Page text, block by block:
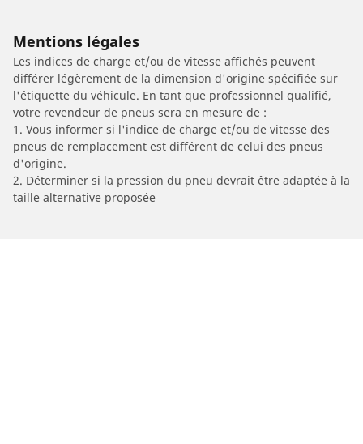
Mentions légales
Les indices de charge et/ou de vitesse affichés peuvent
différer légèrement de la dimension d'origine spécifiée sur
l'étiquette du véhicule. En tant que professionnel qualifié,
votre revendeur de pneus sera en mesure de :
1. Vous informer si l'indice de charge et/ou de vitesse des
pneus de remplacement est différent de celui des pneus
d'origine.
2. Déterminer si la pression du pneu devrait être adaptée à la
taille alternative proposée